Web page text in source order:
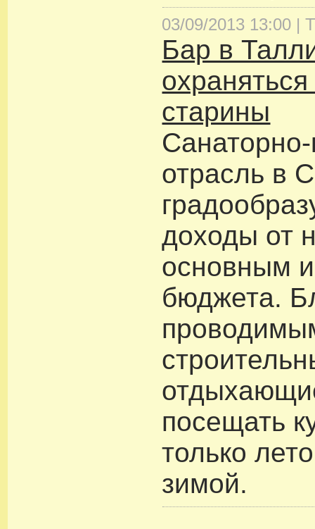
03/09/2013 13:00 |
Бар в
старины
отрасль в
доходы от
основным
бюджета.
посещать
только
зимой.